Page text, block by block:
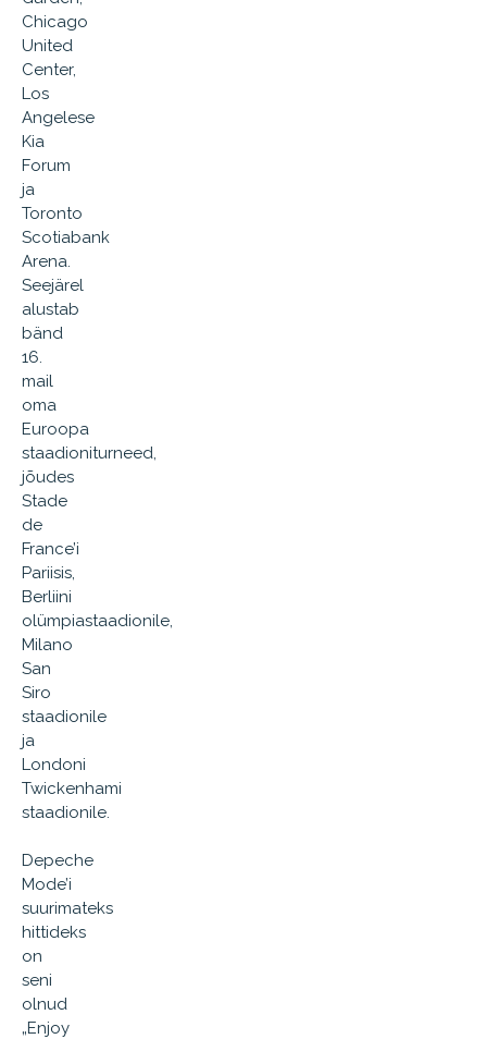
Chicago
United
Center,
Los
Angelese
Kia
Forum
ja
Toronto
Scotiabank
Arena.
Seejärel
alustab
bänd
16.
mail
oma
Euroopa
staadioniturneed,
jõudes
Stade
de
France’i
Pariisis,
Berliini
olümpiastaadionile,
Milano
San
Siro
staadionile
ja
Londoni
Twickenhami
staadionile.
Depeche
Mode’i
suurimateks
hittideks
on
seni
olnud
„Enjoy